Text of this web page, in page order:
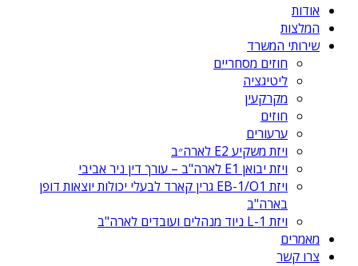
אודות
המלצות
שירותי המשרד
חוזים מסחריים
ליטיגציה
מקרקעין
חוזים
ערעורים
ויזת משקיע E2 לארה״ב
ויזת יבואן E1 לארה"ב – עורך דין ניר אביבי
ויזת EB-1/O1 גרין קארד לבעלי יכולות יוצאות דופן
בארה"ב
ויזת L-1 ניוד מנהלים ועובדים לארה"ב
מאמרים
צרו קשר